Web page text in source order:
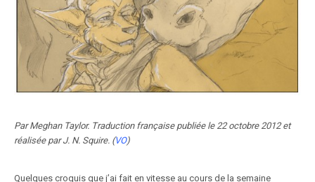
Par Meghan Taylor. Traduction française publiée le 22 octobre 2012 et
réalisée par J. N. Squire. (VO)
Quelques croquis que j’ai fait en vitesse au cours de la semaine